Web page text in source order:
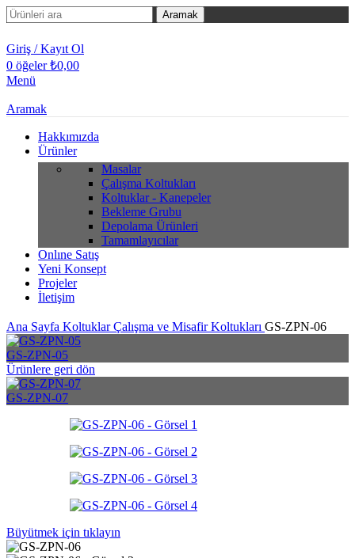
Aramak
Giriş / Kayıt Ol
0 öğeler ₺0,00
Menü
Aramak
Hakkımızda
Ürünler
Masalar
Çalışma Koltukları
Koltuklar - Kanepeler
Bekleme Grubu
Depolama Ürünleri
Tamamlayıcılar
Onlıne Satış
Yeni Konsept
Projeler
İletişim
Ana Sayfa KoltuklarÇalışma ve Misafir Koltukları GS-ZPN-06
GS-ZPN-05
Ürünlere geri dön
GS-ZPN-07
Büyütmek için tıklayın